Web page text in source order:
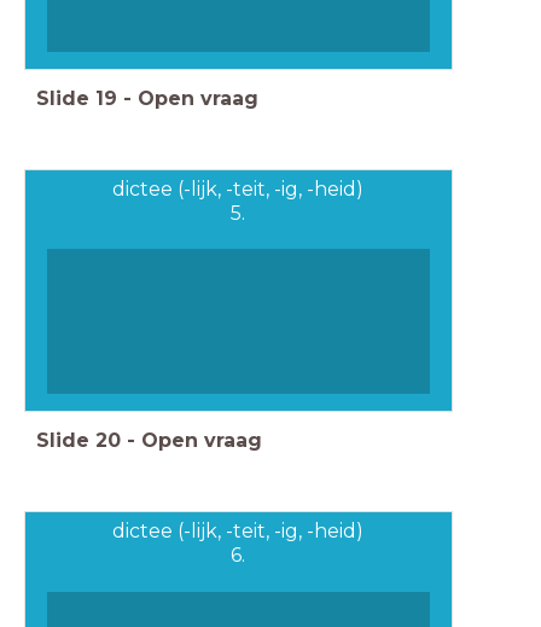
Slide 19 - Open vraag
dictee (-lijk, -teit, -ig, -heid)
5.
Slide 20 - Open vraag
dictee (-lijk, -teit, -ig, -heid)
6.